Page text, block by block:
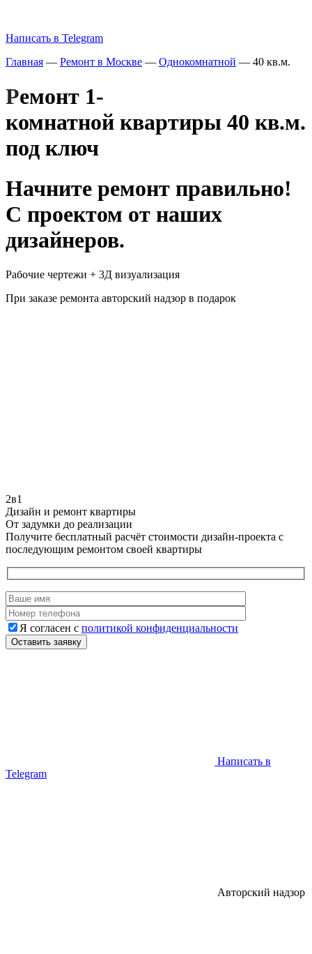
Написать в Telegram
Главная — Ремонт в Москве — Однокомнатной — 40 кв.м.
Ремонт 1-
комнатной квартиры 40 кв.м.
под ключ
Начните ремонт правильно!
С проектом от наших
дизайнеров.
Рабочие чертежи + 3Д визуализация
При заказе ремонта авторский надзор в подарок
2в1
Дизайн и ремонт квартиры
От задумки до реализации
Получите бесплатный расчёт стоимости дизайн-проекта с
последующим ремонтом своей квартиры
Я согласен с политикой конфиденциальности
Написать в
Telegram
Авторский надзор